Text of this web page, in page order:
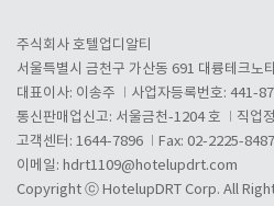
주식회사 호텔업디알티
서울특별시 금천구 가산동 691 대륭테크노
대표이사: 이송주
사업자등록번호: 441-
통신판매업신고: 서울금천-1204 호
직업
고객센터: 1644-7896
Fax: 02-2225-8487
이메일: hdrt1109@hotelupdrt.com
Copyright ⓒ HotelupDRT Corp. All